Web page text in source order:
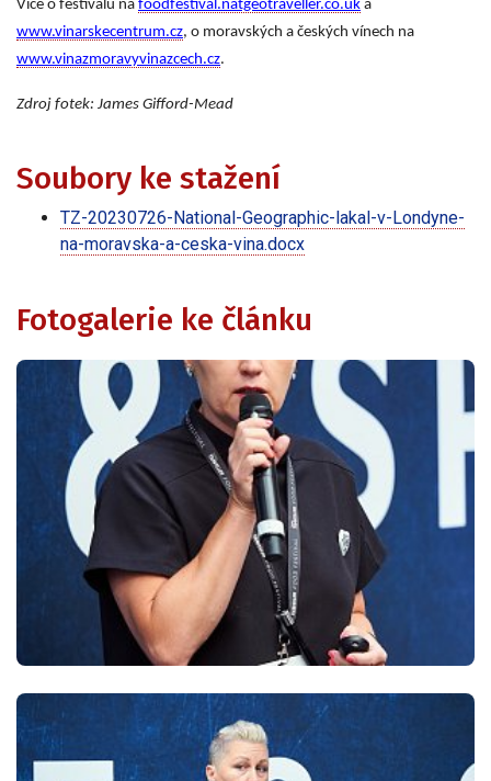
Více o festivalu na foodfestival.natgeotraveller.co.uk a
www.vinarskecentrum.cz, o moravských a českých vínech na
www.vinazmoravyvinazcech.cz.
Zdroj fotek: James Gifford-Mead
Soubory ke stažení
TZ-20230726-National-Geographic-lakal-v-Londyne-
na-moravska-a-ceska-vina.docx
Fotogalerie ke článku